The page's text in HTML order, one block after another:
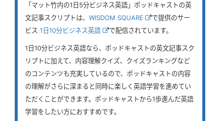
「マット竹内の1日5分ビジネス英語」ポッドキャストの英
文記事スクリプトは、 WISDOM SQUARE
で提供のサー
ビス 1日10分ビジネス英語 で配信されています。
1日10分ビジネス英語なら、ポッドキャストの英文記事スク
リプトに加えて、内容理解クイズ、クイズランキングなど
のコンテンツも充実しているので、ポッドキャストの内容
の理解がさらに深まると同時に楽しく英語学習を進めてい
ただくことができます。ポッドキャストから1歩進んだ英語
学習をしたい方におすすめです。